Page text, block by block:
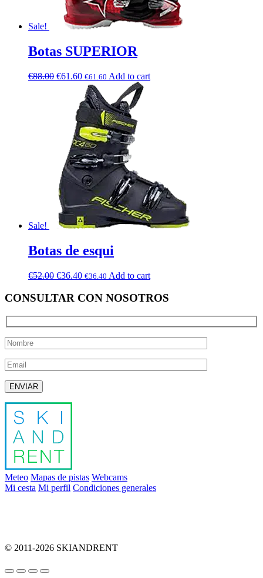
Sale!
Botas SUPERIOR
€88.00 €61.60 €61.60 Add to cart
Sale!
Botas de esqui
€52.00 €36.40 €36.40 Add to cart
CONSULTAR CON NOSOTROS
Deja este campo vacío.
Meteo Mapas de pistas Webcams
Mi cesta Mi perfil Condiciones generales
© 2011-2026 SKIANDRENT